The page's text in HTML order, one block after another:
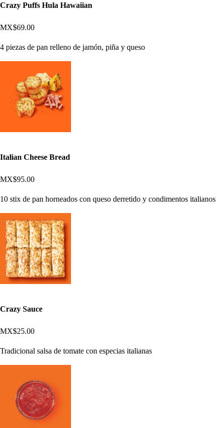
Crazy Puffs Hula Hawaiian
MX$69.00
4 piezas de pan relleno de jamón, piña y queso
Italian Cheese Bread
MX$95.00
10 stix de pan horneados con queso derretido y condimentos italianos
Crazy Sauce
MX$25.00
Tradicional salsa de tomate con especias italianas